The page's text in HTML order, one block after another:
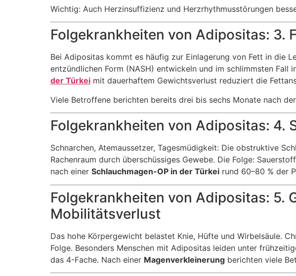
Wichtig: Auch Herzinsuffizienz und Herzrhythmusstörungen
Folgekrankheiten von Adipositas: 3.
Bei Adipositas kommt es häufig zur Einlagerung von Fett in die
entzündlichen Form (NASH) entwickeln und im schlimmsten Fall
der Türkei mit dauerhaftem Gewichtsverlust reduziert die
Viele Betroffene berichten bereits drei bis sechs Monate nach
Folgekrankheiten von Adipositas: 4.
Schnarchen, Atemaussetzer, Tagesmüdigkeit: Die obstruktive
Rachenraum durch überschüssiges Gewebe. Die Folge:
nach einer Schlauchmagen-OP in der Türkei rund 60–80 % der
Folgekrankheiten von Adipositas: 5.
Mobilitätsverlust
Das hohe Körpergewicht belastet Knie, Hüfte und Wirbelsäule.
Folge. Besonders Menschen mit Adipositas leiden unter
das 4-Fache. Nach einer Magenverkleinerung berichten viele